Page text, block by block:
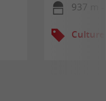
937 m
Culture